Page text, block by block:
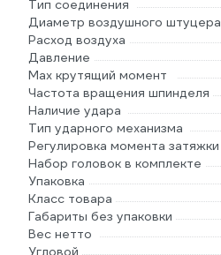
Тип соединения
Диаметр воздушного штуцера
Расход воздуха
Давление
Max крутящий момент
Частота вращения шпинделя
Наличие удара
Тип ударного механизма
Регулировка момента затяжки
Набор головок в комплекте
Упаковка
Класс товара
Габариты без упаковки
Вес нетто
Угловой